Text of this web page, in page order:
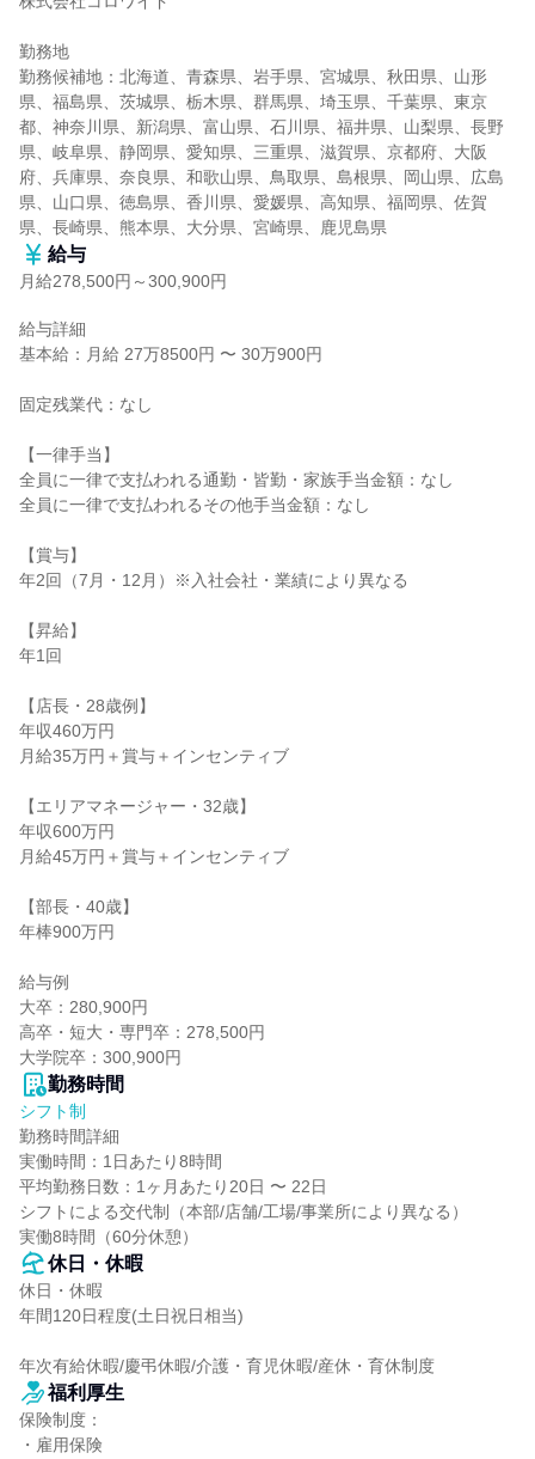
勤務地
勤務候補地：北海道、青森県、岩手県、宮城県、秋田県、山形
県、福島県、茨城県、栃木県、群馬県、埼玉県、千葉県、東京
都、神奈川県、新潟県、富山県、石川県、福井県、山梨県、長野
県、岐阜県、静岡県、愛知県、三重県、滋賀県、京都府、大阪
府、兵庫県、奈良県、和歌山県、鳥取県、島根県、岡山県、広島
県、山口県、徳島県、香川県、愛媛県、高知県、福岡県、佐賀
県、長崎県、熊本県、大分県、宮崎県、鹿児島県
給与
月給278,500円～300,900円
給与詳細
基本給：月給 27万8500円 〜 30万900円
固定残業代：なし
【一律手当】
全員に一律で支払われる通勤・皆勤・家族手当金額：なし
全員に一律で支払われるその他手当金額：なし
【賞与】
年2回（7月・12月）※入社会社・業績により異なる
【昇給】
年1回
【店長・28歳例】
年収460万円
月給35万円＋賞与＋インセンティブ
【エリアマネージャー・32歳】
年収600万円
月給45万円＋賞与＋インセンティブ
【部長・40歳】
年棒900万円
給与例
大卒：280,900円
高卒・短大・専門卒：278,500円
大学院卒：300,900円
勤務時間
シフト制
勤務時間詳細
実働時間：1日あたり8時間
平均勤務日数：1ヶ月あたり20日 〜 22日
シフトによる交代制（本部/店舗/工場/事業所により異なる）
実働8時間（60分休憩）
休日・休暇
休日・休暇
年間120日程度(土日祝日相当)
年次有給休暇/慶弔休暇/介護・育児休暇/産休・育休制度
福利厚生
保険制度：
・雇用保険